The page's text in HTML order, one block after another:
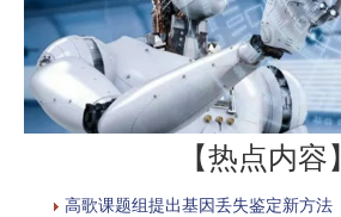
【热点内容】
高歌课题组提出基因丢失鉴定新方法